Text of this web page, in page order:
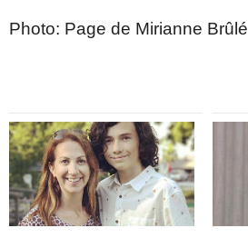
Photo: Page de Mirianne Brûlé